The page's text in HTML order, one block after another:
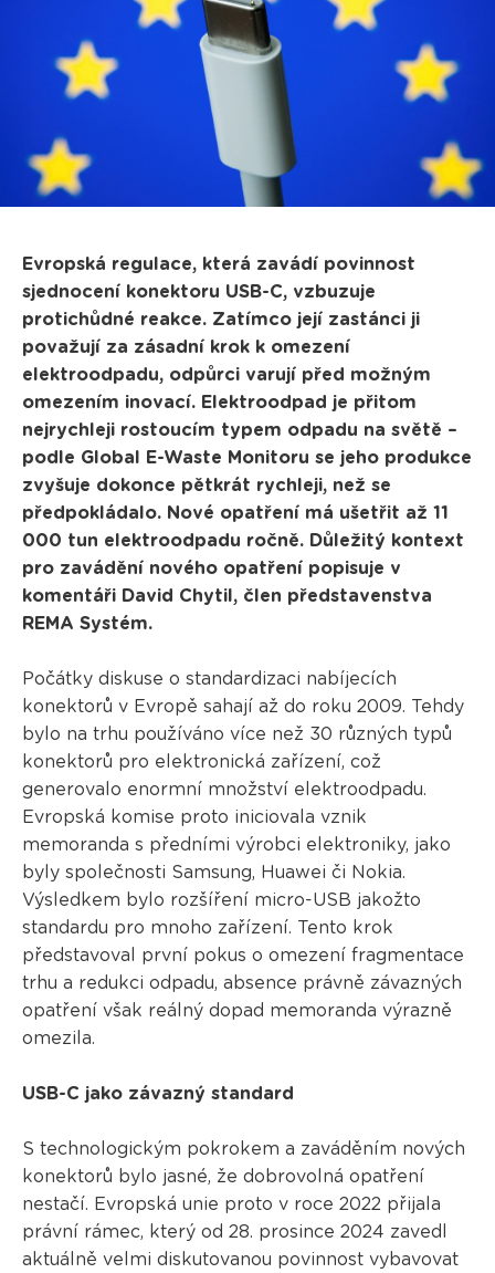
Evropská regulace, která zavádí povinnost
sjednocení konektoru USB-C, vzbuzuje
protichůdné reakce. Zatímco její zastánci ji
považují za zásadní krok k omezení
elektroodpadu, odpůrci varují před možným
omezením inovací. Elektroodpad je přitom
nejrychleji rostoucím typem odpadu na světě –
podle Global E-Waste Monitoru se jeho produkce
zvyšuje dokonce pětkrát rychleji, než se
předpokládalo. Nové opatření má ušetřit až 11
000 tun elektroodpadu ročně. Důležitý kontext
pro zavádění nového opatření popisuje v
komentáři David Chytil, člen představenstva
REMA Systém.
Počátky diskuse o standardizaci nabíjecích
konektorů v Evropě sahají až do roku 2009. Tehdy
bylo na trhu používáno více než 30 různých typů
konektorů pro elektronická zařízení, což
generovalo enormní množství elektroodpadu.
Evropská komise proto iniciovala vznik
memoranda s předními výrobci elektroniky, jako
byly společnosti Samsung, Huawei či Nokia.
Výsledkem bylo rozšíření micro-USB jakožto
standardu pro mnoho zařízení. Tento krok
představoval první pokus o omezení fragmentace
trhu a redukci odpadu, absence právně závazných
opatření však reálný dopad memoranda výrazně
omezila.
USB-C jako závazný standard
S technologickým pokrokem a zaváděním nových
konektorů bylo jasné, že dobrovolná opatření
nestačí. Evropská unie proto v roce 2022 přijala
právní rámec, který od 28. prosince 2024 zavedl
aktuálně velmi diskutovanou povinnost vybavovat